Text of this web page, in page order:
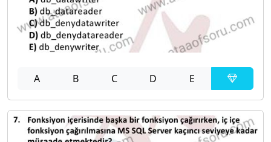
A B C D E